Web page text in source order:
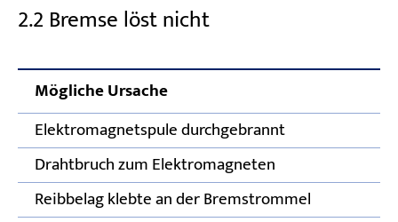
2.2 Bremse löst nicht
Mögliche Ursache
Elektromagnetspule durchgebrannt
Drahtbruch zum Elektromagneten
Reibbelag klebte an der Bremstrommel